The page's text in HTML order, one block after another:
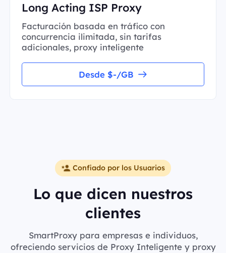
Long Acting ISP Proxy
Facturación basada en tráfico con
concurrencia ilimitada, sin tarifas
adicionales, proxy inteligente
Desde $-/GB
Confiado por los Usuarios
Lo que dicen nuestros
clientes
SmartProxy para empresas e individuos,
ofreciendo servicios de Proxy Inteligente y proxy